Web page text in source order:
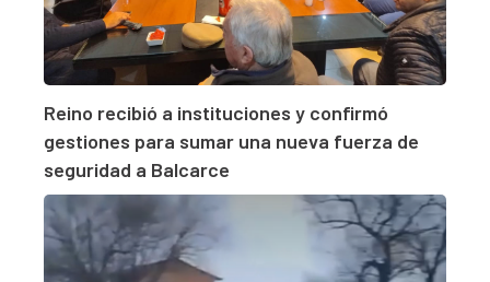
Reino recibió a instituciones y confirmó
gestiones para sumar una nueva fuerza de
seguridad a Balcarce